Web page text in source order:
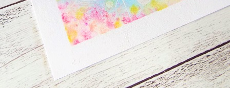
in/home/xs524725/reiki-kumamoto.com/public_html/wp-
includes/formatting.phpon line4343
3942
2020.12.15